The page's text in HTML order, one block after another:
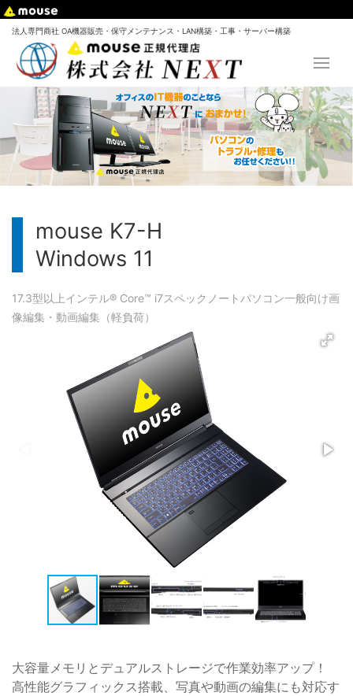
法人専門商社 OA機器販売・保守メンテナンス・LAN構築・工事・サーバー構築
mouse K7-H
Windows 11
17.3型以上インテル® Core™ i7スペック ノートパソコン一般向け画
像編集・動画編集（軽負荷）
大容量メモリとデュアルストレージで作業効率アップ！
高性能グラフィックス搭載、写真や動画の編集にも対応す